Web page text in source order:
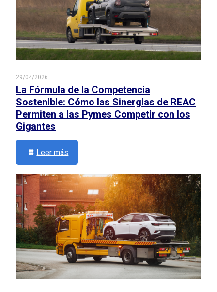
29/04/2026
La Fórmula de la Competencia
Sostenible: Cómo las Sinergias de REAC
Permiten a las Pymes Competir con los
Gigantes
Leer más